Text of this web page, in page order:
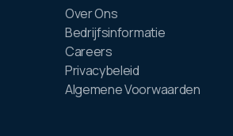
Over Ons
Bedrijfsinformatie
Careers
Privacybeleid
Algemene Voorwaarden